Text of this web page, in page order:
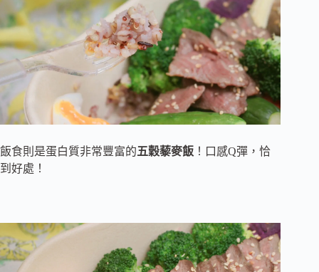
飯食則是蛋白質非常豐富的五穀藜麥飯 ！口感Q彈，恰
到好處！